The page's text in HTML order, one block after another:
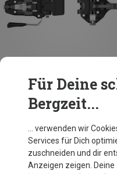
Du sparst 10%
Für Deine
Bergzeit...
… verwenden wir
Services für Dich
zuschneiden und dir
Anzeigen zeigen.